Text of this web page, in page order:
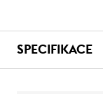
SPECIFIKACE